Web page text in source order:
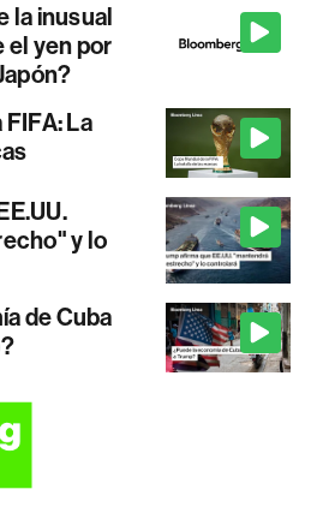
la inusual
yen por
La
y lo
de Cuba